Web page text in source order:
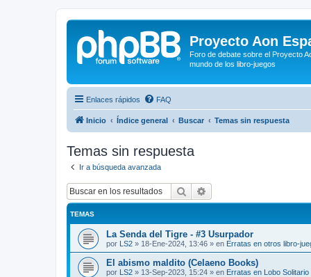
Proyecto Aon
Foro de debate sobre el Proyecto
mundo de los libro-juegos
Enlaces rápidos FAQ
Inicio Índice general Buscar Temas sin respuesta
Temas sin respuesta
Ir a búsqueda avanzada
Buscar
TEMAS
La Senda del Tigre - #3 Usurpador
por LS2 » 18-Ene-2024, 13:46 » en Erratas en otros libro-
El abismo maldito (Celaeno Books)
por LS2 » 13-Sep-2023, 15:24 » en Erratas en Lobo Solitario